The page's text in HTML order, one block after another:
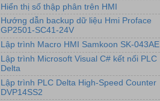
Hiển thị số thập phân trên HMI
Hướng dẫn backup dữ liệu Hmi Proface
GP2501-SC41-24V
Lập trình Macro HMI Samkoon SK-043AE
Lập trình Microsoft Visual C# kết nối PLC
Delta
Lập trình PLC Delta High-Speed Counter
DVP14SS2